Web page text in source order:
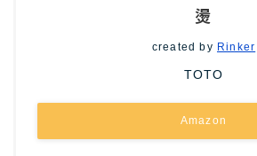
燙
created by Rinker
TOTO
Amazon